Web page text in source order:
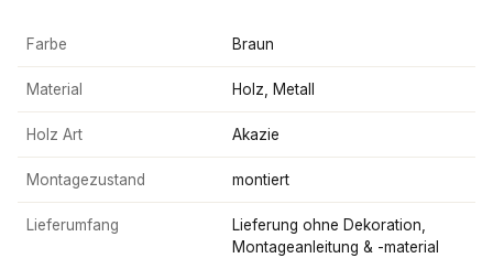
Farbe Braun
Material Holz, Metall
Holz Art Akazie
Montagezustand montiert
Lieferumfang
Lieferung ohne Dekoration,
Montageanleitung & -material